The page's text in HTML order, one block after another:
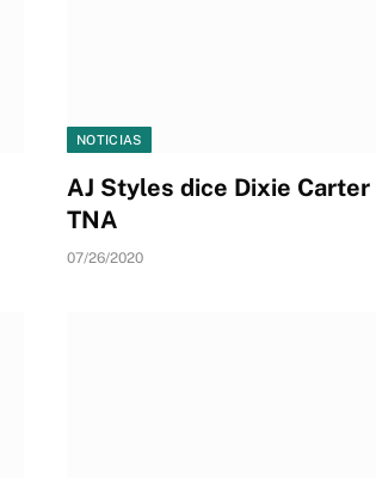
NOTICIAS
AJ Styles dice Dixie Carter
TNA
07/26/2020